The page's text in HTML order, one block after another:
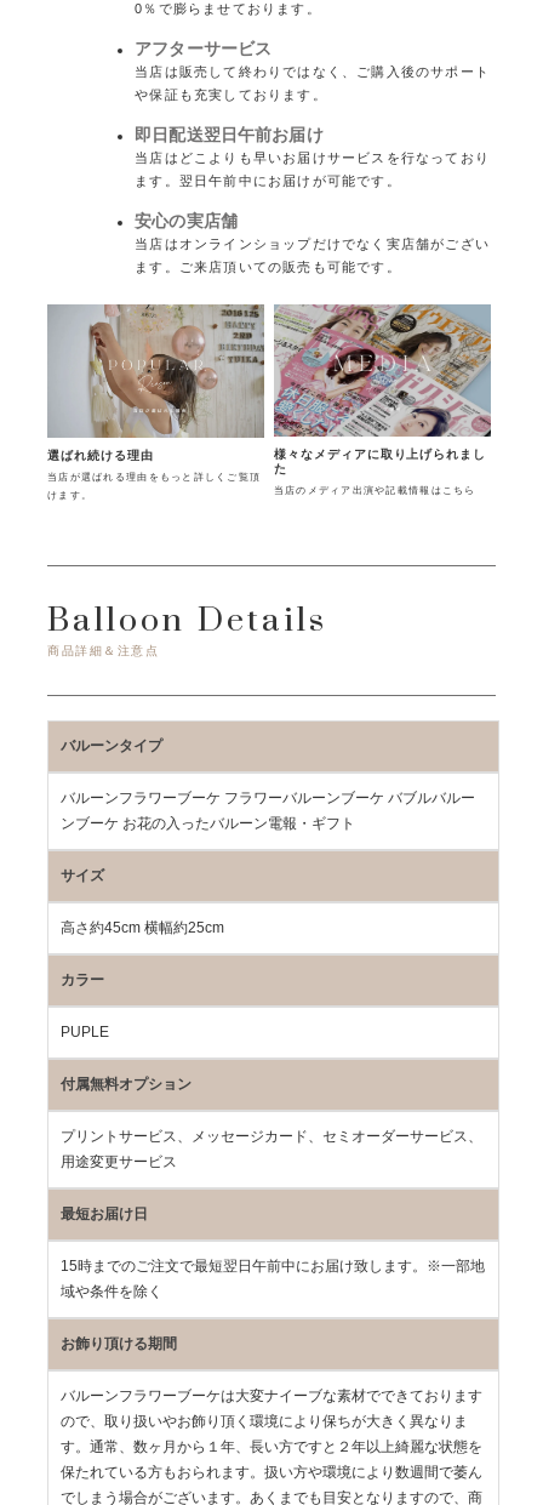
0％で膨らませております。
アフターサービス
当店は販売して終わりではなく、ご購入後のサポート
や保証も充実しております。
即日配送翌日午前お届け
当店はどこよりも早いお届けサービスを行なっており
ます。翌日午前中にお届けが可能です。
安心の実店舗
当店はオンラインショップだけでなく実店舗がござい
ます。ご来店頂いての販売も可能です。
選ばれ続ける理由
当店が選ばれる理由をもっと詳しくご覧頂
けます。
様々なメディアに取り上げられまし
た
当店のメディア出演や記載情報はこちら
Balloon Details
商品詳細＆注意点
バルーンタイプ
バルーンフラワーブーケ フラワーバルーンブーケ バブルバルー
ンブーケ お花の入ったバルーン電報・ギフト
サイズ
高さ約45cm 横幅約25cm
カラー
PUPLE
付属無料オプション
プリントサービス、メッセージカード、セミオーダーサービス、
用途変更サービス
最短お届け日
15時までのご注文で最短翌日午前中にお届け致します。※一部地
域や条件を除く
お飾り頂ける期間
バルーンフラワーブーケは大変ナイーブな素材でできております
ので、取り扱いやお飾り頂く環境により保ちが大きく異なりま
す。通常、数ヶ月から１年、長い方ですと２年以上綺麗な状態を
保たれている方もおられます。扱い方や環境により数週間で萎ん
でしまう場合がございます。あくまでも目安となりますので、商